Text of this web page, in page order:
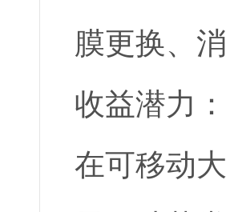
膜更换、
收益潜力
在可移动